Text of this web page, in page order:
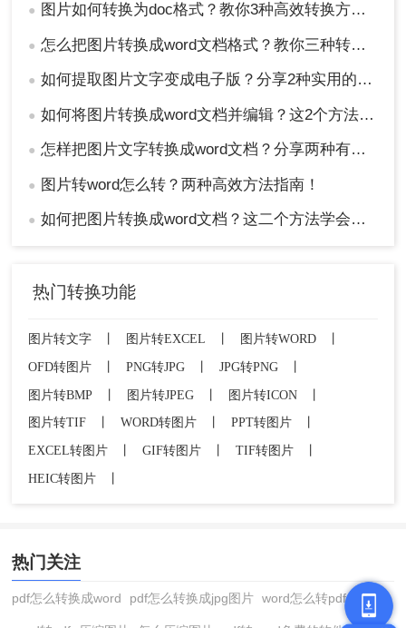
● 图片如何转换为doc格式？教你3种高效转换方法！
● 怎么把图片转换成word文档格式？教你三种转换方法！
● 如何提取图片文字变成电子版？分享2种实用的方法！
● 如何将图片转换成word文档并编辑？这2个方法了解一下！
● 怎样把图片文字转换成word文档？分享两种有效的方法！
● 图片转word怎么转？两种高效方法指南！
● 如何把图片转换成word文档？这二个方法学会省时省力！
热门转换功能
图片转文字 图片转EXCEL 图片转WORD
OFD转图片
丨 PNG转JPG 丨 JPG转PNG
丨
图片转BMP
丨 图片转JPEG 丨 图片转ICON
丨
图片转TIF
WORD转图片 PPT转图片
EXCEL转图片
GIF转图片 TIF转图片
HEIC转图片
热门关注
pdf怎么转换成word pdf怎么转换成jpg图片 word怎么转pdf